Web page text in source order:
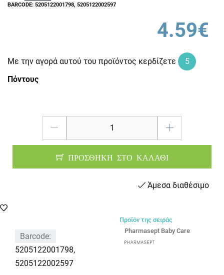
BARCODE: 5205122001798, 5205122002597
4.59€
Με την αγορά αυτού του προϊόντος κερδίζετε
5
Πόντους
ΠΡΟΣΘΗΚΗ ΣΤΟ ΚΑΛΑΘΙ
Άμεσα διαθέσιμο
Barcode:
5205122001798,
5205122002597
Προϊόν της σειράς
Pharmasept Baby Care